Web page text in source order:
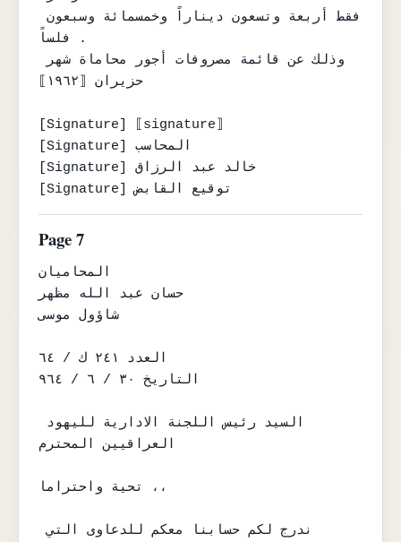
فقط أربعة وتسعون ديناراً وخمسمائة وسبعون
فلساً .
حزيران ⟦١٩٦٢⟧
[Signature] ⟦signature⟧
[Signature] المحاسب
[Signature] خالد عبد الرزاق
[Signature] توقيع القابض
Page 7
المحاميان
حسان عبد الله مظهر
شاؤول موسى
العدد ٢٤١ ك / ٦٤
التاريخ ٣٠ / ٦ / ٩٦٤
العراقيين المحترم
تحية واحتراما ،،
ندرج لكم حسابنا معكم للدعاوى التي